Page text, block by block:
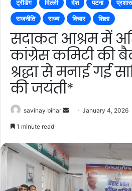
ट्रेंडिंग दिल्ली देश पटना
राजनीति
राज्य विचार शिक्षा
सदाकत आश्रम में
कांग्रेस कमिटी की
श्रद्धा से मनाई गई
की जयंती*
savinay bihar
Send January 4, 2026
1 minute read